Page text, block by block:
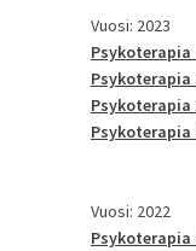
Vuosi: 2023
Psykoterapia
Psykoterapia
Psykoterapia
Psykoterapia
Vuosi: 2022
Psykoterapia